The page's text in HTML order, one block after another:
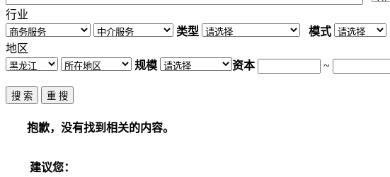
行业
类型
模式
地区
规模
资本 ~
抱歉，没有找到相关的内容。
建议您：